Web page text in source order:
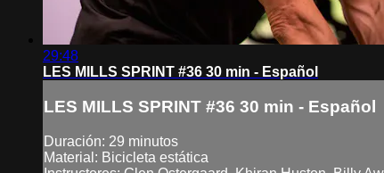
29:48
LES MILLS SPRINT #36 30 min - Español
LES MILLS SPRINT #36 30 min - Español
Duración: 29 minutos
Material: Bicicleta estática